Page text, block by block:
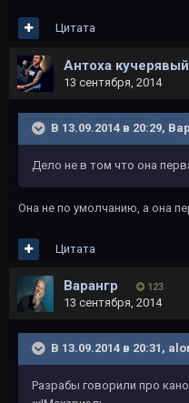
Цитата
Антоха кучерявый
13 сентября, 2014
В 13.09.2014 в 20:29,
Дело не в том что она
Она не по умолчанию, а она
Цитата
Варангр 123
13 сентября, 2014
В 13.09.2014 в 20:31,
Разрабы говорили про